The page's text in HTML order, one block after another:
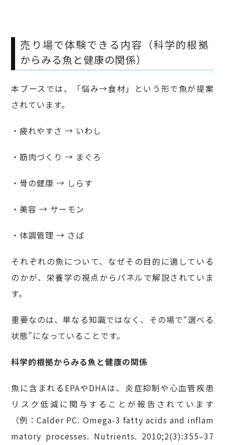
売り場で体験できる内容（科学的根拠
からみる魚と健康の関係）
本ブースでは、「悩み→食材」という形で魚が提案
されています。
・疲れやすさ → いわし
・筋肉づくり → まぐろ
・骨の健康 → しらす
・美容 → サーモン
・体調管理 → さば
それぞれの魚について、なぜその目的に適している
のかが、栄養学の視点からパネルで解説されていま
す。
重要なのは、単なる知識ではなく、その場で“選べる
状態”になっていることです。
科学的根拠からみる魚と健康の関係
魚に含まれるEPAやDHAは、炎症抑制や心血管疾患
リスク低減に関与することが報告されています
（例：Calder PC. Omega-3 fatty acids and inflam
matory processes. Nutrients. 2010;2(3):355–37